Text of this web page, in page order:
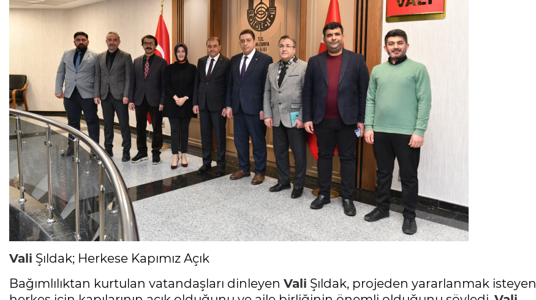
Vali Şıldak; Herkese Kapımız Açık
Bağımlılıktan kurtulan vatandaşları dinleyen Vali Şıldak, projeden yararlanmak isteyen